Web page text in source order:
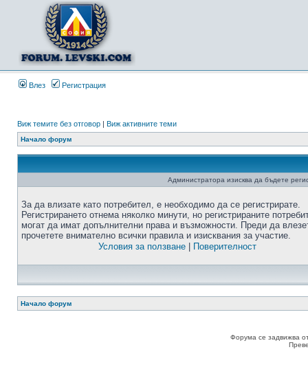
Влез Регистрация
Виж темите без отговор | Виж активните теми
Начало форум
Администратора изисква да бъдете
За да влизате като потребител, е необходимо да се регистрирате.
Регистрирането отнема няколко минути, но регистрираните
могат да имат допълнителни права и възможности. Преди да
прочетете внимателно всички правила и изисквания за участие.
Условия за ползване| Поверителност
Начало форум
Форума се задвижва